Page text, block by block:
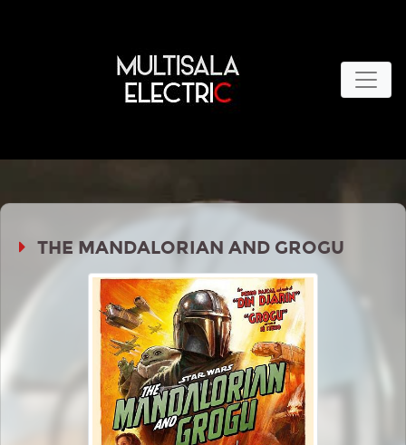
THE MANDALORIAN AND GROGU